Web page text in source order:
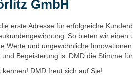
GmbH
erste Adresse für erfolgreiche
So bieten wir einen
Werte und ungewöhnliche
und Begeisterung ist DMD die Stimme für
kennen! DMD freut sich auf Sie!